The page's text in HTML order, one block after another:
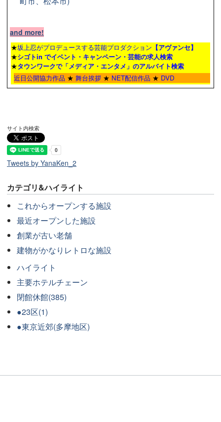
and more!
★坂上忍がプロデュースする芸能プロダクション 【アヴァンセ】
★シゴトin でイベント・キャンペーン・芸能の求人検索
★タウンワークで「メディア・エンタメ」のアルバイト検索
近日公開協力作品 ★ 舞台挨拶 ★ NET配信作品 ★ DVD
サイト内検索
Tweets by YanaKen_2
カテゴリ&ハイライト
これからオープンする施設
最近オープンした施設
創業が古い老舗
建物がかなりレトロな施設
ハイライト
主要ホテルチェーン
閉館休館(385)
●23区(1)
●東京近郊(多摩地区)